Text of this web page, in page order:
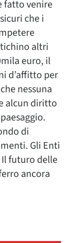
fatto venire
che i
altri
euro, il
d’affitto per
nessuna
alcun diritto
di
Gli Enti
futuro delle
ancora